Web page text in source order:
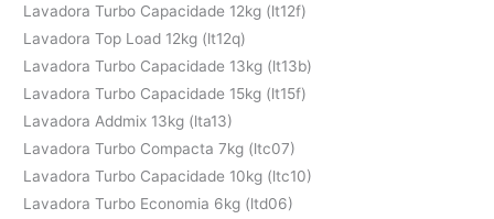
Lavadora Turbo Capacidade 12kg (lt12f)
Lavadora Top Load 12kg (lt12q)
Lavadora Turbo Capacidade 13kg (lt13b)
Lavadora Turbo Capacidade 15kg (lt15f)
Lavadora Addmix 13kg (lta13)
Lavadora Turbo Compacta 7kg (ltc07)
Lavadora Turbo Capacidade 10kg (ltc10)
Lavadora Turbo Economia 6kg (ltd06)